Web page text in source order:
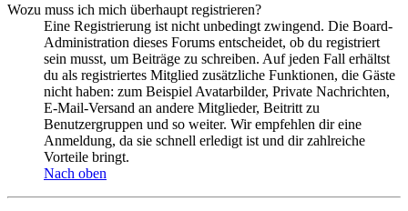
Wozu muss ich mich überhaupt registrieren?
Eine Registrierung ist nicht unbedingt zwingend. Die Board-
Administration dieses Forums entscheidet, ob du registriert
sein musst, um Beiträge zu schreiben. Auf jeden Fall erhältst
du als registriertes Mitglied zusätzliche Funktionen, die Gäste
nicht haben: zum Beispiel Avatarbilder, Private Nachrichten,
E-Mail-Versand an andere Mitglieder, Beitritt zu
Benutzergruppen und so weiter. Wir empfehlen dir eine
Anmeldung, da sie schnell erledigt ist und dir zahlreiche
Vorteile bringt.
Nach oben